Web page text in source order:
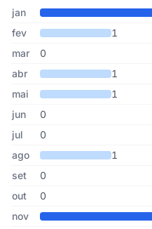
Cupons de JustForYou
Mês Cupons publicados
jan
fev
1
mar
0
abr
1
mai
1
jun
0
jul
0
ago
1
set
0
out
0
nov